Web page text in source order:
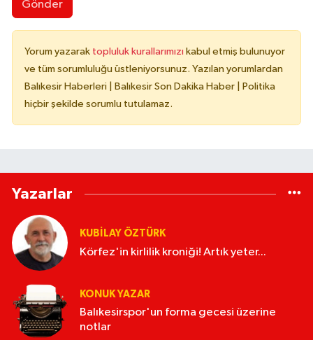
Gönder
Yorum yazarak topluluk kurallarımızı kabul etmiş bulunuyor
ve tüm sorumluluğu üstleniyorsunuz. Yazılan yorumlardan
Balıkesir Haberleri | Balıkesir Son Dakika Haber | Politika
hiçbir şekilde sorumlu tutulamaz.
Yazarlar
KUBİLAY ÖZTÜRK
Körfez'in kirlilik kroniği! Artık yeter...
KONUK YAZAR
Balıkesirspor'un forma gecesi üzerine
notlar